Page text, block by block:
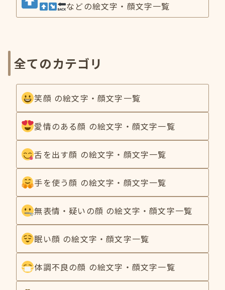
などの絵文字・顔文字一覧
全てのカテゴリ
笑顔 の絵文字・顔文字一覧
愛情のある顔 の絵文字・顔文字一覧
舌を出す顔 の絵文字・顔文字一覧
手を使う顔 の絵文字・顔文字一覧
無表情・疑いの顔 の絵文字・顔文字一覧
眠い顔 の絵文字・顔文字一覧
体調不良の顔 の絵文字・顔文字一覧